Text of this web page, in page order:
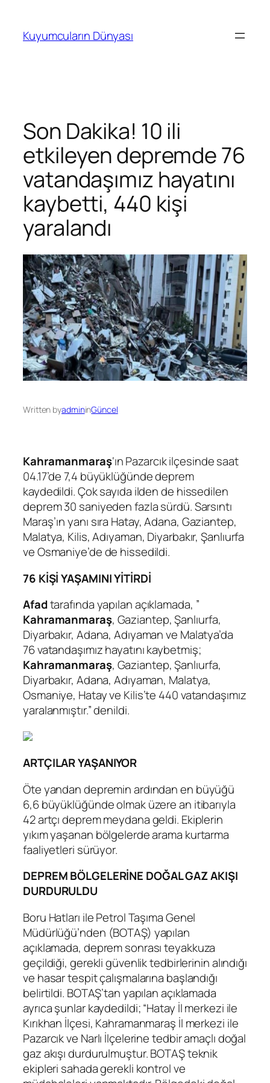
Kuyumcuların Dünyası
Son Dakika! 10 ili
etkileyen depremde 76
vatandaşımız hayatını
kaybetti, 440 kişi
yaralandı
Written byadmininGüncel
Kahramanmaraş‘ın Pazarcık ilçesinde saat
04.17’de 7,4 büyüklüğünde deprem
kaydedildi. Çok sayıda ilden de hissedilen
deprem 30 saniyeden fazla sürdü. Sarsıntı
Maraş’ın yanı sıra Hatay, Adana, Gaziantep,
Malatya, Kilis, Adıyaman, Diyarbakır, Şanlıurfa
ve Osmaniye’de de hissedildi.
76 KİŞİ YAŞAMINI YİTİRDİ
Afadtarafında yapılan açıklamada, ”
Kahramanmaraş, Gaziantep, Şanlıurfa,
Diyarbakır, Adana, Adıyaman ve Malatya’da
76 vatandaşımız hayatını kaybetmiş;
Kahramanmaraş, Gaziantep, Şanlıurfa,
Diyarbakır, Adana, Adıyaman, Malatya,
Osmaniye, Hatay ve Kilis’te 440 vatandaşımız
yaralanmıştır.” denildi.
ARTÇILAR YAŞANIYOR
Öte yandan depremin ardından en büyüğü
6,6 büyüklüğünde olmak üzere an itibarıyla
42 artçı deprem meydana geldi. Ekiplerin
yıkım yaşanan bölgelerde arama kurtarma
faaliyetleri sürüyor.
DEPREM BÖLGELERİNE DOĞAL GAZ AKIŞI
DURDURULDU
Boru Hatları ile Petrol Taşıma Genel
Müdürlüğü’nden (BOTAŞ) yapılan
açıklamada, deprem sonrası teyakkuza
geçildiği, gerekli güvenlik tedbirlerinin alındığı
ve hasar tespit çalışmalarına başlandığı
belirtildi. BOTAŞ’tan yapılan açıklamada
ayrıca şunlar kaydedildi; “Hatay İl merkezi ile
Kırıkhan İlçesi, Kahramanmaraş İl merkezi ile
Pazarcık ve Narlı İlçelerine tedbir amaçlı doğal
gaz akışı durdurulmuştur. BOTAŞ teknik
ekipleri sahada gerekli kontrol ve